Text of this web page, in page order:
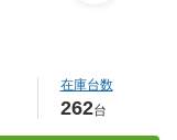
在庫台数
262台